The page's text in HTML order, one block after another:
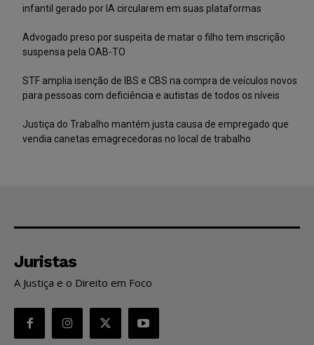
infantil gerado por IA circularem em suas plataformas
Advogado preso por suspeita de matar o filho tem inscrição
suspensa pela OAB-TO
STF amplia isenção de IBS e CBS na compra de veículos novos
para pessoas com deficiência e autistas de todos os níveis
Justiça do Trabalho mantém justa causa de empregado que
vendia canetas emagrecedoras no local de trabalho
Juristas
A Justiça e o Direito em Foco